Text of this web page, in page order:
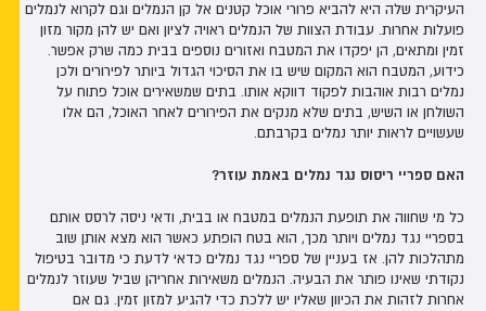
העיקרית שלה היא להביא פרורי אוכל קטנים אל קן הנמלים וגם לקרוא לנמלים
פועלות אחרות. עבודת הצוות של הנמלים ראויה לציון ואם יש להן מקור מזון
זמין ומתאים, הן יפקדו את המטבח ואזורים נוספים בבית כמה שרק אפשר.
כידוע, המטבח הוא המקום שיש בו את הסיכוי הגדול ביותר לפירורים ולכן
נמלים רבות אוהבות לפקוד דווקא אותו. בתים שמשאירים אוכל פתוח על
השולחן או השיש, בתים שלא מנקים את הפירורים לאחר האוכל, הם אלו
שעשויים לראות יותר נמלים בקרבתם.
האם ספריי ריסוס נגד נמלים באמת עוזר?
כל מי שחווה את תופעת הנמלים במטבח או בבית, ודאי ניסה לרסס אותם
בספריי נגד נמלים ויותר מכך, הוא בטח הופתע כאשר הוא מצא אותן שוב
מתהלכות להן. אז בעניין של ספריי נגד נמלים כדאי לדעת כי מדובר בטיפול
נקודתי שאינו פותר את הבעיה. הנמלים משאירות אחריהן שביל שעוזר לנמלים
אחרות לזהות את הכיוון שאליו יש ללכת כדי להגיע למזון זמין. גם אם